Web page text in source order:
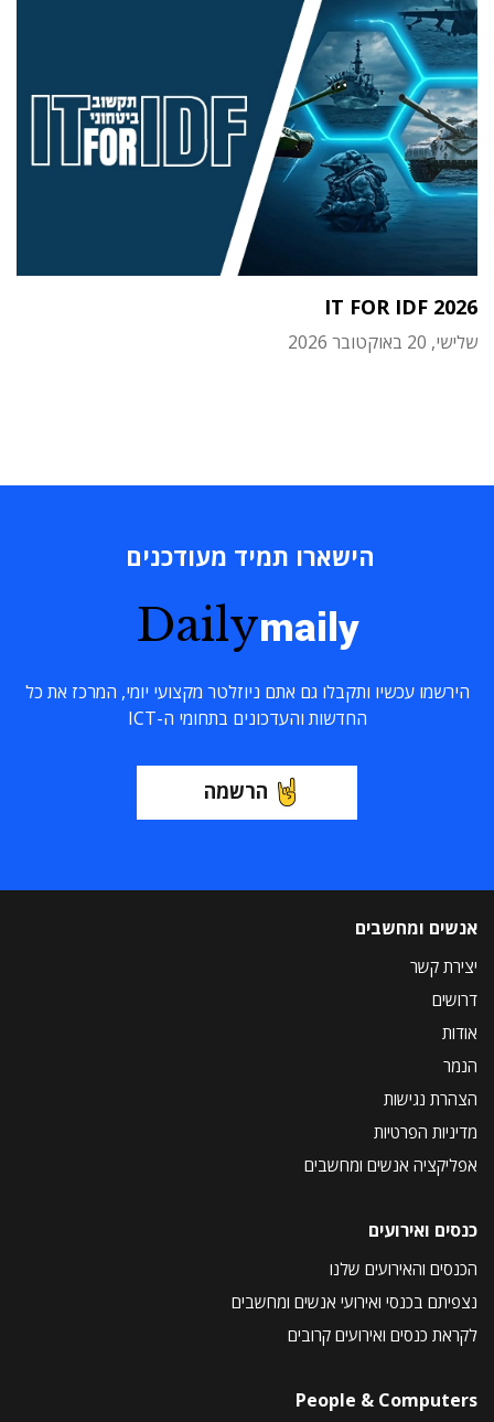
IT FOR IDF 2026
שלישי, 20 באוקטובר 2026
הישארו תמיד מעודכנים
Dailymaily
הירשמו עכשיו ותקבלו גם אתם ניוזלטר מקצועי יומי, המרכז את כל
החדשות והעדכונים בתחומי ה-ICT
הרשמה
אנשים ומחשבים
יצירת קשר
דרושים
אודות
הנמר
הצהרת נגישות
מדיניות הפרטיות
אפליקציה אנשים ומחשבים
כנסים ואירועים
הכנסים והאירועים שלנו
נצפיתם בכנסי ואירועי אנשים ומחשבים
לקראת כנסים ואירועים קרובים
People & Computers